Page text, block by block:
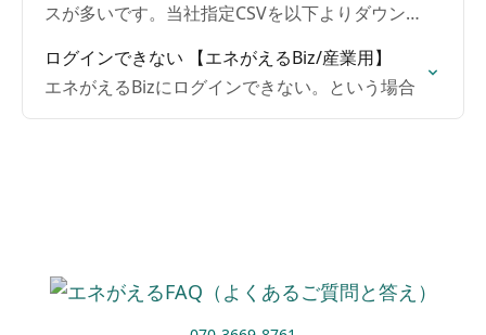
スが多いです。当社指定CSVを以下よりダウンロ
い。
ログインできない 【エネがえるBiz/産業用】
エネがえるBizにログインできない。という場合